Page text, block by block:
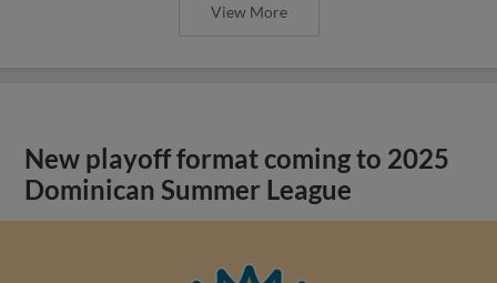
View More
New playoff format coming to 2025
Dominican Summer League